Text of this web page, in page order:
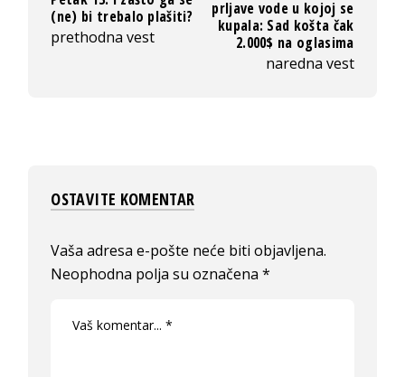
(ne) bi trebalo plašiti?
prethodna vest
prljave vode u kojoj se
kupala: Sad košta čak
2.000$ na oglasima
naredna vest
OSTAVITE KOMENTAR
Vaša adresa e-pošte neće biti objavljena.
Neophodna polja su označena*